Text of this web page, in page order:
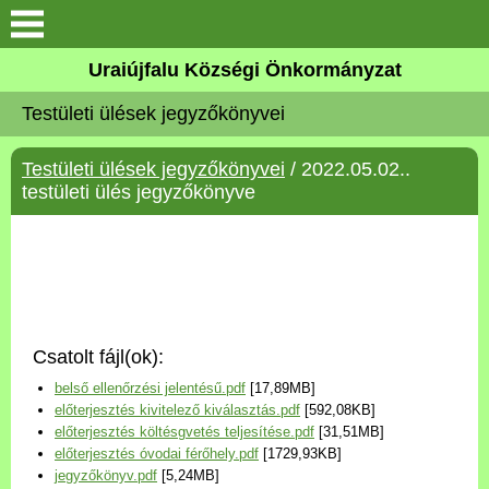
Köszöntő
Elérhetőségek
Uraiújfalu
Választási információk
Versenyképes Járások
Program
Uraiújfalu Községi Önkormányzat
Testületi ülések jegyzőkönyvei
Testületi ülések jegyzőkönyvei / 2022.05.02..
testületi ülés jegyzőkönyve
Csatolt fájl(ok):
belső ellenőrzési jelentésű.pdf [17,89MB]
előterjesztés kivitelező kiválasztás.pdf [592,08KB]
előterjesztés költésgvetés teljesítése.pdf [31,51MB]
előterjesztés óvodai férőhely.pdf [1729,93KB]
jegyzőkönyv.pdf [5,24MB]